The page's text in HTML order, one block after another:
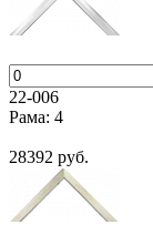
22-006
Рама: 4
28392 руб.